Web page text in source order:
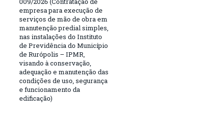
empresa para execução de
serviços de mão de obra em
manutenção predial simples,
nas instalações do Instituto
de Previdência do Município
de Rurópolis – IPMR,
visando à conservação,
adequação e manutenção das
condições de uso, segurança
e funcionamento da
edificação)